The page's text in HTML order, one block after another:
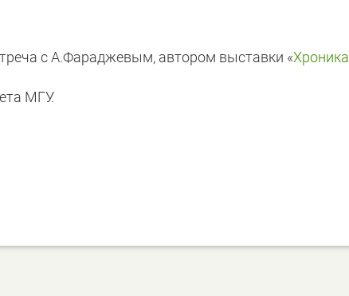
с А.Фараджевым, автором выставки «Хроника
МГУ.